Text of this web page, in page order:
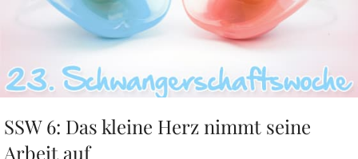
SSW 6: Das kleine Herz nimmt seine
Arbeit auf